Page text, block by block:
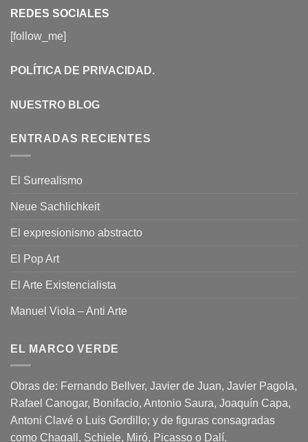
REDES SOCIALES
[follow_me]
POLÍTICA DE PRIVACIDAD.
NUESTRO BLOG
ENTRADAS RECIENTES
El Surrealismo
Neue Sachlichkeit
El expresionismo abstracto
El Pop Art
El Arte Existencialista
Manuel Viola – Anti Arte
EL MARCO VERDE
Obras de: Fernando Bellver, Javier de Juan, Javier Pagola,
Rafael Canogar, Bonifacio, Antonio Saura, Joaquín Capa,
Antoni Clavé o Luis Gordillo; y de figuras consagradas
como Chagall, Schiele, Miró, Picasso o Dalí.